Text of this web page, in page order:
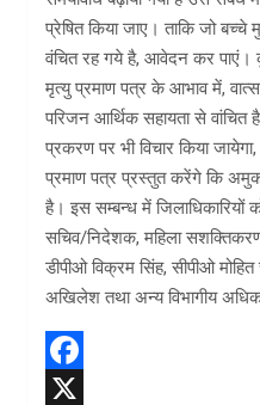
प्रेषित किया जाए। ताकि जो
वंचित रह गये है, आवेदन कर
मृत्यु प्रमाण पत्र के आभाव में,
परिजन आर्थिक सहायता से वांचित
प्रकरण पर भी विचार किया
प्रमाण पत्र प्रस्तुत करेंगे कि
है। इस सम्बन्ध में जिलाधिकारियों
सचिव/निदेशक, महिला सशक्तिकरण
डीपीओ विक्रम सिंह, सीपीओ मोहित
अखिलेश तथा अन्य विभागीय
F